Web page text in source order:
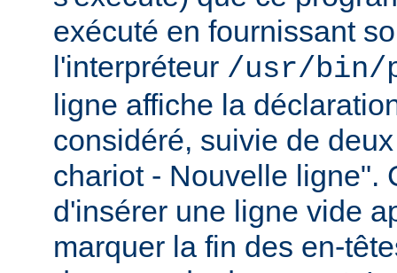
exécuté en fournissant
l'interpréteur /usr/bin/
ligne affiche la
considéré, suivie de
chariot - Nouvelle ligne".
d'insérer une ligne vide
marquer la fin des en-